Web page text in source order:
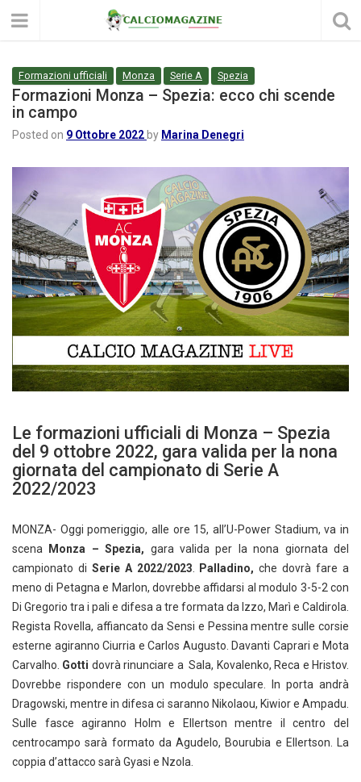
Formazioni ufficiali Monza Serie A Spezia
Formazioni Monza – Spezia: ecco chi scende
in campo
Posted on 9 Ottobre 2022 by Marina Denegri
Le formazioni ufficiali di Monza – Spezia
del 9 ottobre 2022, gara valida per la nona
giornata del campionato di Serie A
2022/2023
MONZA- Oggi pomeriggio, alle ore 15, all’U-Power Stadium, va in
scena Monza – Spezia, gara valida per la nona giornata del
campionato di Serie A 2022/2023. Palladino, che dovrà fare a
meno di Petagna e Marlon, dovrebbe affidarsi al modulo 3-5-2 con
Di Gregorio tra i pali e difesa a tre formata da Izzo, Marì e Caldirola.
Regista Rovella, affiancato da Sensi e Pessina mentre sulle corsie
esterne agiranno Ciurria e Carlos Augusto. Davanti Caprari e Mota
Carvalho. Gotti dovrà rinunciare a Sala, Kovalenko, Reca e Hristov.
Dovrebbe rispondere con un modulo speculare. In porta andrà
Dragowski, mentre in difesa ci saranno Nikolaou, Kiwior e Ampadu.
Sulle fasce agiranno Holm e Ellertson mentre il centro del
centrocampo sarà formato da Agudelo, Bourubia e Ellertson. La
coppia d’attacco sarà Gyasi e Nzola.